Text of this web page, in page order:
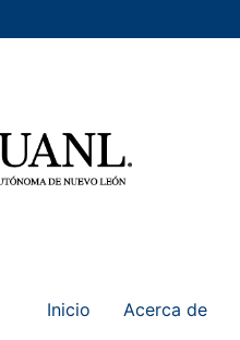
Inicio Acerca de